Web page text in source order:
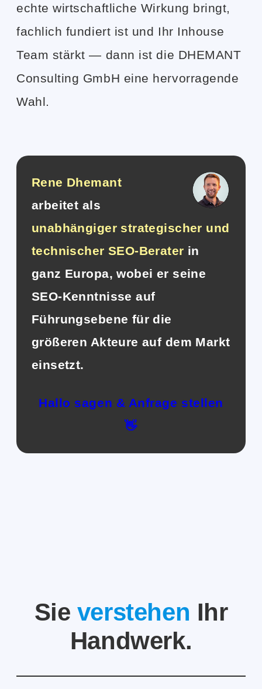
echte wirtschaftliche Wirkung bringt,
fachlich fundiert ist und Ihr Inhouse
Team stärkt — dann ist die DHEMANT
Consulting GmbH eine hervorragende
Wahl.
Rene Dhemant
arbeitet als
unabhängiger strategischer und
technischer SEO-Berater in
ganz Europa, wobei er seine
SEO-Kenntnisse auf
Führungsebene für die
größeren Akteure auf dem Markt
einsetzt.
Hallo sagen & Anfrage stellen
👋
Sie verstehen Ihr
Handwerk.